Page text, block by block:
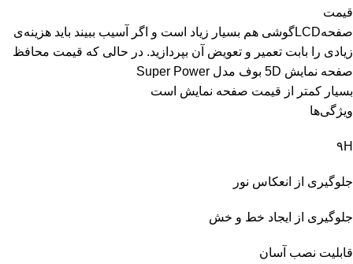
قیمت
صفحهLCDگوشی هم بسیار زیاد است و اگر آسیب ببیند باید هزینه‌ی
زیادی را بابت تعمیر و تعویض آن بپردازید. در حالی که قیمت محافظ
صفحه نمایش 5D بوف مدل Super Power
بسیار کمتر از قیمت صفحه نمایش است
ویژگی‌ها
۹H
جلوگیری از انعکاس نور
جلوگیری از ایجاد خط و خش
قابلیت نصب آسان